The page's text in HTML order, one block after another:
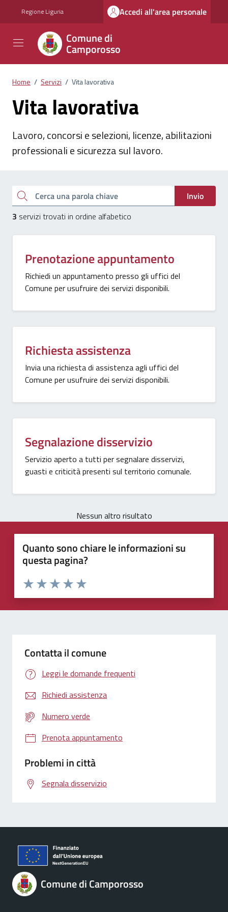
Regione Liguria Accedi all'area personale
Comune di
Camporosso
Home / Servizi / Vita lavorativa
Vita lavorativa
Lavoro, concorsi e selezioni, licenze, abilitazioni
professionali e sicurezza sul lavoro.
Cerca una parola chiave
Invio
3 servizi trovati in ordine alfabetico
Prenotazione appuntamento
Richiedi un appuntamento presso gli uffici del
Comune per usufruire dei servizi disponibili.
Richiesta assistenza
Invia una richiesta di assistenza agli uffici del
Comune per usufruire dei servizi disponibili.
Segnalazione disservizio
Servizio aperto a tutti per segnalare disservizi,
guasti e criticità presenti sul territorio comunale.
Nessun altro risultato
Quanto sono chiare le informazioni su
questa pagina?
Valuta 5 stelle su 5
Valuta 4 stelle su 5
Valuta 3 stelle su 5
Valuta 2 stelle su 5
Valuta 1 stelle su 5
Contatta il comune
Leggi le domande frequenti
Richiedi assistenza
Numero verde
Prenota appuntamento
Problemi in città
Segnala disservizio
Comune di Camporosso